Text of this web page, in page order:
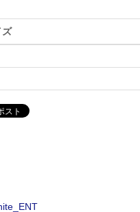
ズ